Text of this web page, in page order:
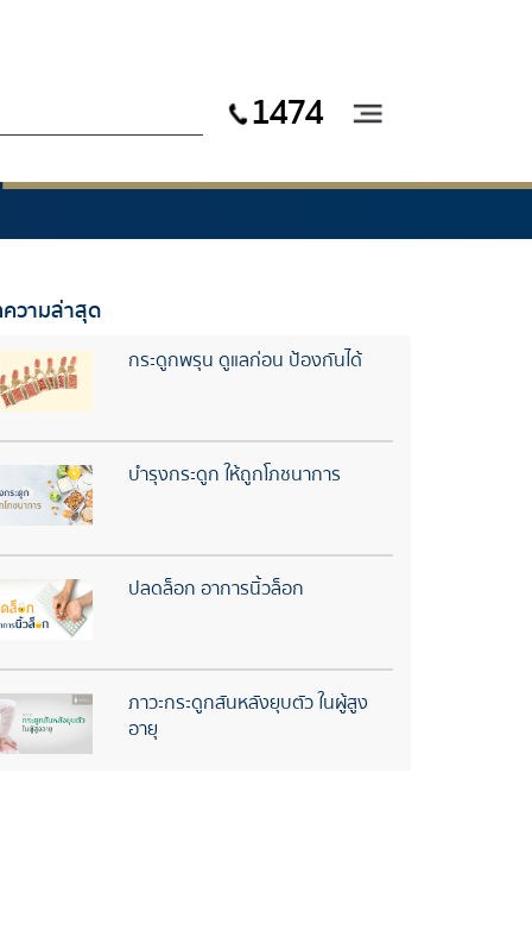
1474
วามล่าสุด
กระดูกพรุน ดูแลก่อน ป้องกันได้
บำรุงกระดูก ให้ถูกโภชนาการ
ปลดล็อก อาการนิ้วล็อก
ภาวะกระดูกสันหลังยุบตัว ในผู้สูง
อายุ